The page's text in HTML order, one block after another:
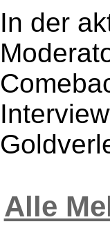
In der
Alle